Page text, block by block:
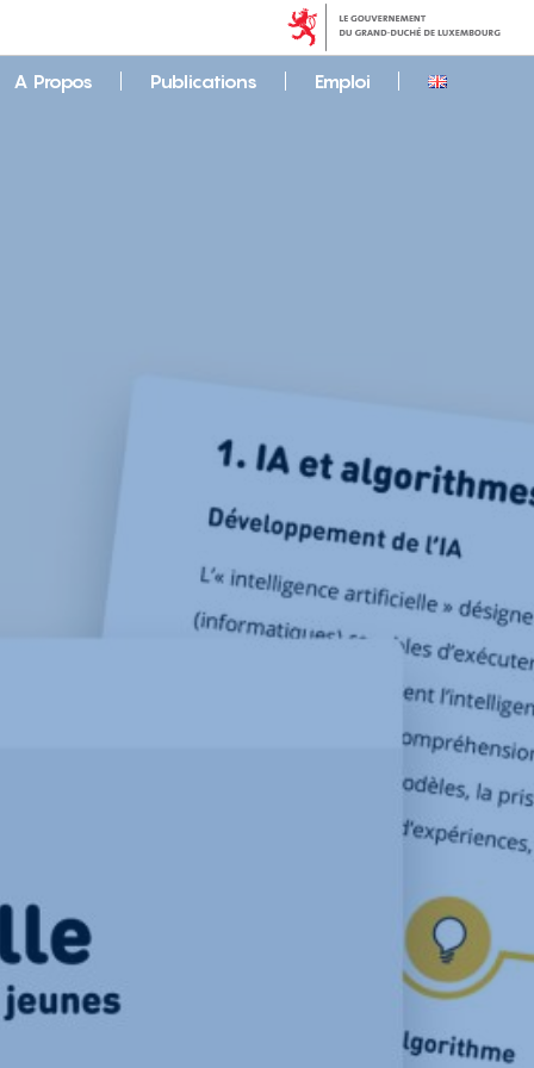
A Propos Publications Emploi